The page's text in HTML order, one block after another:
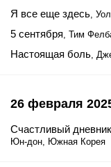
Я все еще здесь,
5 сентября, Тим
Настоящая боль,
26 февраля
Счастливый
Юн-дон, Южная Корея